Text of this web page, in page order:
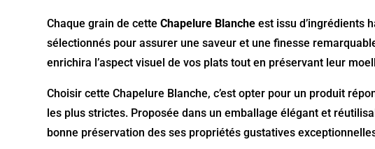
Chaque grain de cetteChapelure Blanche est issu d’ingrédients
sélectionnés pour assurer une saveur et une finesse
enrichira l’aspect visuel de vos plats tout en préservant leur
Choisir cette Chapelure Blanche, c’est opter pour un produit
les plus strictes. Proposée dans un emballage élégant et
bonne préservation des ses propriétés gustatives